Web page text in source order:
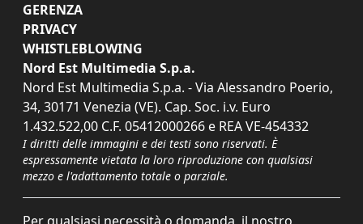
GERENZA
PRIVACY
WHISTLEBLOWING
Nord Est Multimedia S.p.a.
Nord Est Multimedia S.p.a. - Via Alessandro Poerio,
34, 30171 Venezia (VE). Cap. Soc. i.v. Euro
1.432.522,00 C.F. 05412000266 e REA VE-454332
I diritti delle immagini e dei testi sono riservati. È
espressamente vietata la loro riproduzione con qualsiasi
mezzo e l'adattamento totale o parziale.